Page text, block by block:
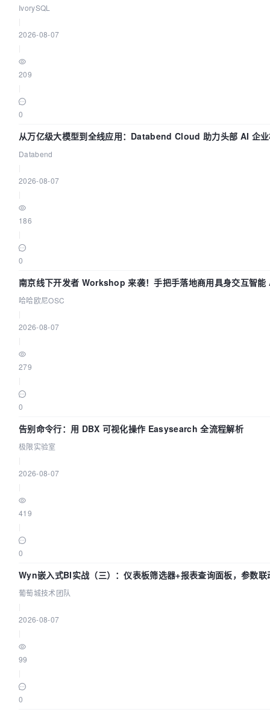
吗？我们贡献了什么？
IvorySQL
2026-08-07
209
0
从万亿级大模型到全线应用：Databend Cloud 助力头部 AI 企
Trace 数据管道
Databend
2026-08-07
186
0
南京线下开发者 Workshop 来袭！手把手落地商用具身交互智
哈哈欧尼OSC
2026-08-07
279
0
告别命令行：用 DBX 可视化操作 Easysearch 全流程解析
极限实验室
2026-08-07
419
0
Wyn嵌入式BI实战（三）：仪表板筛选器+报表查询面板，参数联
葡萄城技术团队
2026-08-07
99
0